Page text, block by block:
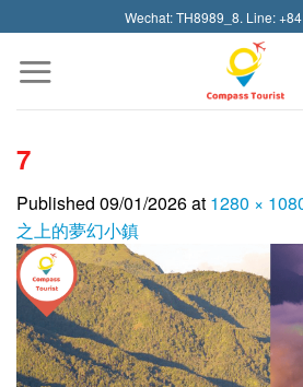
to
content
Wechat: TH8989_8. Line:
7
Published 09/01/2026at 1280 ×
之上的夢幻小鎮